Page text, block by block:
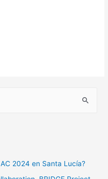
2024 en Santa Lucía?